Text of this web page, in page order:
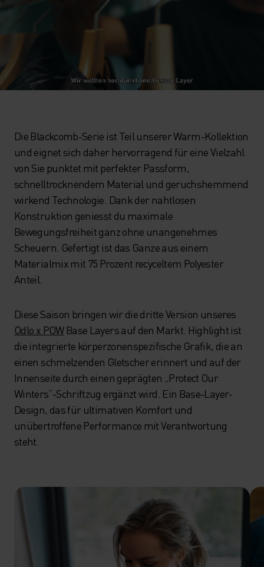
Die Blackcomb-Serie ist Teil unserer Warm-Kollektion
und eignet sich daher hervorragend für eine Vielzahl
von Sie punktet mit perfekter Passform,
schnelltrocknendem Material und geruchshemmend
wirkend Technologie. Dank der nahtlosen
Konstruktion geniesst du maximale
Bewegungsfreiheit ganz ohne unangenehmes
Scheuern. Gefertigt ist das Ganze aus einem
Materialmix mit 75 Prozent recyceltem Polyester
Anteil.
Diese Saison bringen wir die dritte Version unseres
Odlo x POWBase Layers auf den Markt. Highlight ist
die integrierte körperzonenspezifische Grafik, die an
einen schmelzenden Gletscher erinnert und auf der
Innenseite durch einen geprägten „Protect Our
Winters“-Schriftzug ergänzt wird. Ein Base-Layer-
Design, das für ultimativen Komfort und
unübertroffene Performance mit Verantwortung
steht.